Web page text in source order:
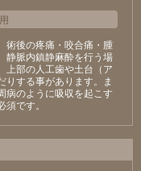
術後の疼痛・咬合痛・腫
静脈内鎮静麻酔を行う場
上部の人工歯や土台（ア
りする事があります。ま
病のように吸収を起こす
です。